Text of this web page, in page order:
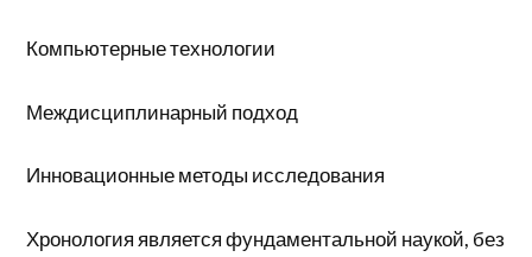
Компьютерные технологии
Междисциплинарный подход
Инновационные методы исследования
Хронология является фундаментальной наукой, без